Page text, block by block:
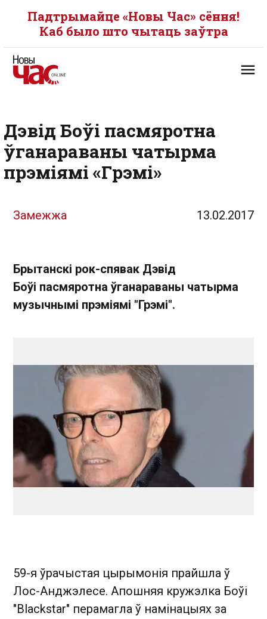
Падтрымайце «Новы Час» сёння!
Каб было што чытаць заўтра
Дэвід Боўі пасмяротна
ўганараваны чатырма
прэміямі «Грэмі»
Замежжа 13.02.2017
Брытанскі рок-спявак Дэвід
Боўі пасмяротна ўганараваны чатырма
музычнымі прэміямі "Грэмі".
59-я ўрачыстая цырымонія прайшла ў
Лос-Анджэлесе. Апошняя кружэлка Боўі
"Blackstar" перамагла ў намінацыях за